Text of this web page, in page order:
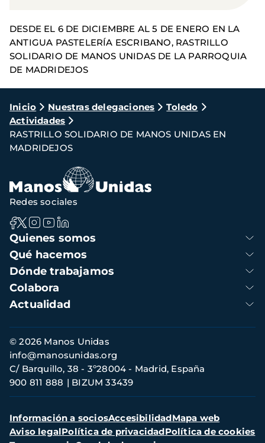
DESDE EL 6 DE DICIEMBRE AL 5 DE ENERO EN LA
ANTIGUA PASTELERÍA ESCRIBANO, RASTRILLO
SOLIDARIO DE MANOS UNIDAS DE LA PARROQUIA
DE MADRIDEJOS
Ruta
de
navegación
Inicio Nuestras delegaciones
Toledo
Actividades
RASTRILLO SOLIDARIO DE MANOS UNIDAS EN
MADRIDEJOS
Navegación
principal
Quienes somos
Qué hacemos
Dónde trabajamos
Colabora
Actualidad
Redes sociales
Información
de
contacto
© 2026 Manos Unidas
C/ Barquillo, 38 - 3º28004 - Madrid, España
900 811 888
BIZUM 33439
info@manosunidas.org
Menú
secundario
Información a sociosAccesibilidadMapa web
Aviso legalPolítica de privacidadPolítica de cookies